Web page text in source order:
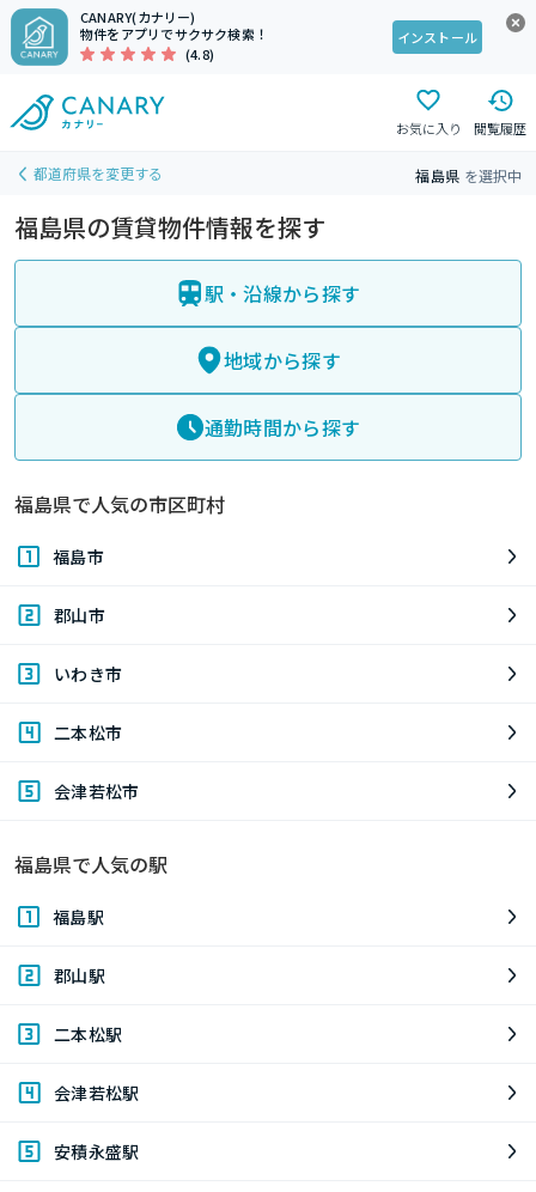
CANARY(カナリー)
物件をアプリでサクサク検索！
(4.8)
インストール
お気に入り 閲覧履歴
都道府県を変更する 福島県 を選択中
福島県の賃貸物件情報を探す
駅・沿線から探す
地域から探す
通勤時間から探す
福島県で人気の市区町村
福島市
郡山市
いわき市
二本松市
会津若松市
福島県で人気の駅
福島駅
郡山駅
二本松駅
会津若松駅
安積永盛駅